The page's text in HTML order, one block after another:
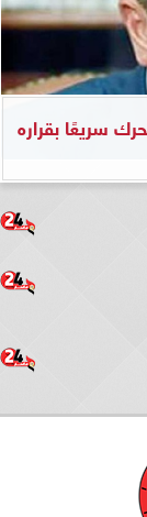
سريعًا بقراره